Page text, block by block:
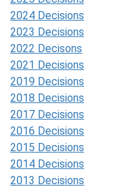
2024 Decisions
2023 Decisions
2022 Decisons
2021 Decisions
2019 Decisions
2018 Decisions
2017 Decisions
2016 Decisions
2015 Decisions
2014 Decisions
2013 Decisions